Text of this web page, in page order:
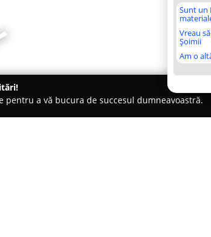
Sunt un
Vreau
Șoimii
Am o
a vă bucura de succesul dumneavoastră.